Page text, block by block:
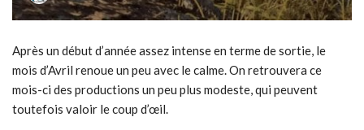
Après un début d’année assez intense en terme de sortie, le
mois d’Avril renoue un peu avec le calme. On retrouvera ce
mois-ci des productions un peu plus modeste, qui peuvent
toutefois valoir le coup d’œil.